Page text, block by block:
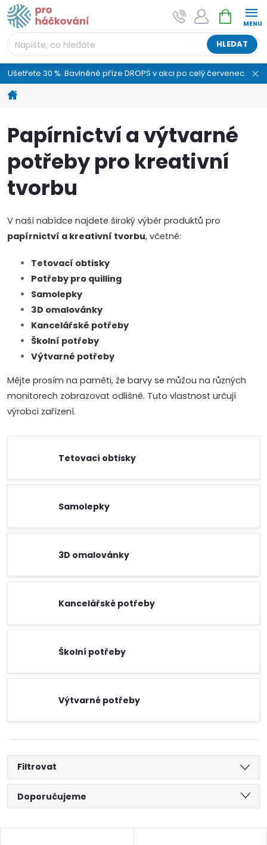
Přejít
na
obsah
HLEDAT
NÁKUPNÍ
KOŠÍK
Ušetřete 30 %. Bavlněné příze DROPS v akci po celý červenec.
Domů
Papírnictví a výtvarné
potřeby pro kreativní
tvorbu
V naší nabídce najdete široký výběr produktů pro
papírnictví a kreativní tvorbu, včetně:
Tetovací obtisky
Potřeby pro quilling
Samolepky
3D omalovánky
Kancelářské potřeby
Školní potřeby
Výtvarné potřeby
Mějte prosím na paměti, že barvy se můžou na různých
monitorech zobrazovat odlišně. Tuto vlastnost určují
výrobci zařízení.
Tetovací obtisky
Samolepky
3D omalovánky
Kancelářské potřeby
Školní potřeby
Výtvarné potřeby
Filtrovat
Ř
a
Doporučujeme
AI asistent "pani Klubíčková" –
ProHackovani.cz
Jsme e-shop s více než osmiletou tradicí a máme pro
vás připraveno více než 25 tisíc produktů. Vše skladem,
připravené k odeslání.